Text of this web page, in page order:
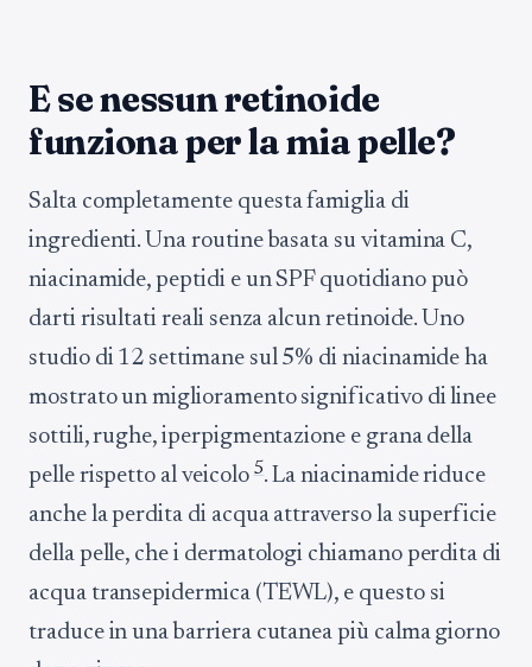
E se nessun retinoide
funziona per la mia pelle?
Salta completamente questa famiglia di
ingredienti. Una routine basata su vitamina C,
niacinamide, peptidi e un SPF quotidiano può
darti risultati reali senza alcun retinoide. Uno
studio di 12 settimane sul 5% di niacinamide ha
mostrato un miglioramento significativo di linee
sottili, rughe, iperpigmentazione e grana della
pelle rispetto al veicolo 5. La niacinamide riduce
anche la perdita di acqua attraverso la superficie
della pelle, che i dermatologi chiamano perdita di
acqua transepidermica (TEWL), e questo si
traduce in una barriera cutanea più calma giorno